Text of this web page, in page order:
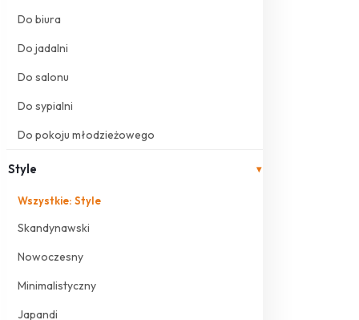
Do biura
Do jadalni
Do salonu
Do sypialni
Do pokoju młodzieżowego
Style ▾
Wszystkie: Style
Skandynawski
Nowoczesny
Minimalistyczny
Japandi